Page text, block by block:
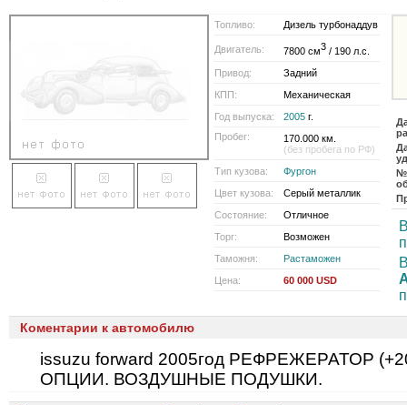
Топливо: Дизель турбонаддув
Двигатель: 7800 см3 / 190 л.с.
Привод:
Задний
КПП:
Механическая
Год выпуска:
2005 г.
Пробег:
170.000 км.
(без пробега по РФ)
Тип кузова:
Фургон
Цвет кузова:
Серый металлик
Состояние:
Отличное
Торг:
Возможен
Таможня:
Растаможен
Цена:
60 000 USD
№
Коментарии к автомобилю
issuzu forward 2005год РЕФРЕЖЕРАТОР
ОПЦИИ. ВОЗДУШНЫЕ ПОДУШКИ.